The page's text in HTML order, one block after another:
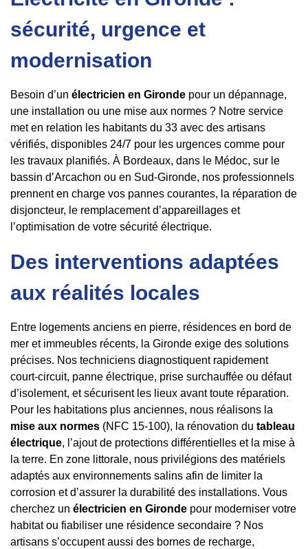
sécurité, urgence et
modernisation
Besoin d’un électricien en Gironde pour un dépannage,
une installation ou une mise aux normes ? Notre service
met en relation les habitants du 33 avec des artisans
vérifiés, disponibles 24/7 pour les urgences comme pour
les travaux planifiés. À Bordeaux, dans le Médoc, sur le
bassin d’Arcachon ou en Sud-Gironde, nos professionnels
prennent en charge vos pannes courantes, la réparation de
disjoncteur, le remplacement d’appareillages et
l’optimisation de votre sécurité électrique.
Des interventions adaptées
aux réalités locales
Entre logements anciens en pierre, résidences en bord de
mer et immeubles récents, la Gironde exige des solutions
précises. Nos techniciens diagnostiquent rapidement
court-circuit, panne électrique, prise surchauffée ou défaut
d’isolement, et sécurisent les lieux avant toute réparation.
Pour les habitations plus anciennes, nous réalisons la
mise aux normes (NFC 15-100), la rénovation du tableau
électrique, l’ajout de protections différentielles et la mise à
la terre. En zone littorale, nous privilégions des matériels
adaptés aux environnements salins afin de limiter la
corrosion et d’assurer la durabilité des installations. Vous
cherchez un électricien en Gironde pour moderniser votre
habitat ou fiabiliser une résidence secondaire ? Nos
artisans s’occupent aussi des bornes de recharge,